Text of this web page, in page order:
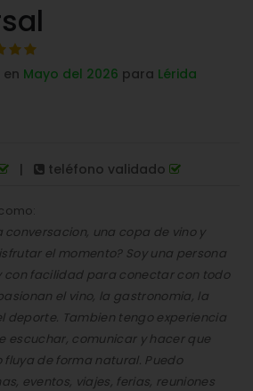
Mayo del 2026 para Lérida
| teléfono validado
conversacion, una copa de vino y
el momento? Soy una persona
con facilidad para conectar con todo
el vino, la gastronomia, la
deporte. Tambien tengo experiencia
escuchar, comunicar y hacer que
de forma natural. Puedo
eventos, viajes, ferias, reuniones